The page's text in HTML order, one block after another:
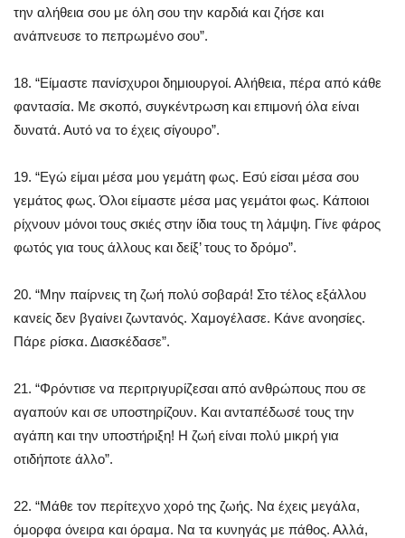
την αλήθεια σου με όλη σου την καρδιά και ζήσε και
ανάπνευσε το πεπρωμένο σου”.
18. “Είμαστε πανίσχυροι δημιουργοί. Αλήθεια, πέρα από κάθε
φαντασία. Με σκοπό, συγκέντρωση και επιμονή όλα είναι
δυνατά. Αυτό να το έχεις σίγουρο”.
19. “Εγώ είμαι μέσα μου γεμάτη φως. Εσύ είσαι μέσα σου
γεμάτος φως. Όλοι είμαστε μέσα μας γεμάτοι φως. Κάποιοι
ρίχνουν μόνοι τους σκιές στην ίδια τους τη λάμψη. Γίνε φάρος
φωτός για τους άλλους και δείξ’ τους το δρόμο”.
20. “Μην παίρνεις τη ζωή πολύ σοβαρά! Στο τέλος εξάλλου
κανείς δεν βγαίνει ζωντανός. Χαμογέλασε. Κάνε ανοησίες.
Πάρε ρίσκα. Διασκέδασε”.
21. “Φρόντισε να περιτριγυρίζεσαι από ανθρώπους που σε
αγαπούν και σε υποστηρίζουν. Και ανταπέδωσέ τους την
αγάπη και την υποστήριξη! Η ζωή είναι πολύ μικρή για
οτιδήποτε άλλο”.
22. “Μάθε τον περίτεχνο χορό της ζωής. Να έχεις μεγάλα,
όμορφα όνειρα και όραμα. Να τα κυνηγάς με πάθος. Αλλά,